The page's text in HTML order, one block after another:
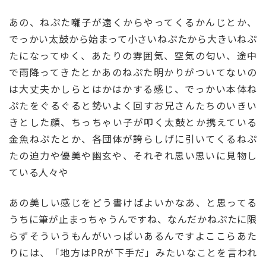
あの、ねぷた囃子が遠くからやってくるかんじとか、
でっかい太鼓から始まって小さいねぷたから大きいねぷ
たになってゆく、あたりの雰囲気、空気の匂い、途中
で雨降ってきたとかあのねぷた明かりがついてないの
は大丈夫かしらとはかはかする感じ、でっかい本体ね
ぷたをぐるぐると勢いよく回すお兄さんたちのいきい
きとした顔、ちっちゃい子が叩く太鼓とか携えている
金魚ねぷたとか、各団体が誇らしげに引いてくるねぷ
たの迫力や優美や幽玄や、それぞれ思い思いに見物し
ている人々や
あの美しい感じをどう書けばよいかなあ、と思ってる
うちに筆が止まっちゃうんですね、なんだかねぷたに限
らずそういうもんがいっぱいあるんですよここらあた
りには、「地方はPRが下手だ」みたいなことを言われ